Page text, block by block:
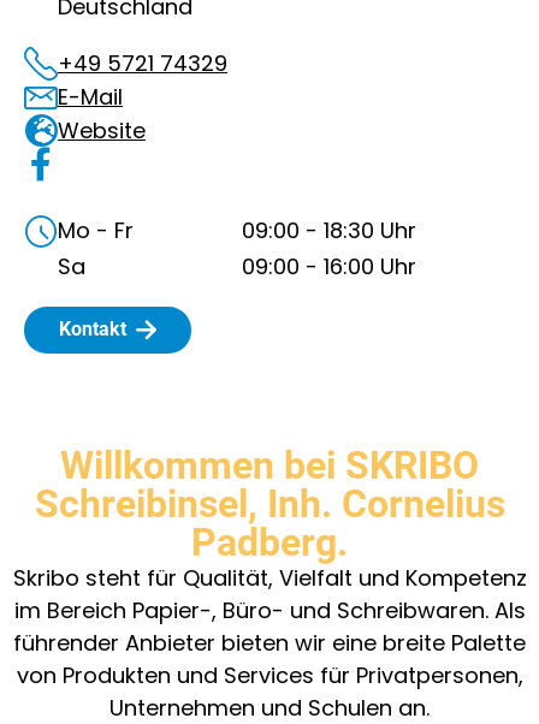
Deutschland
+49 5721 74329
E-Mail
Website
Mo - Fr 09:00 -18:30 Uhr
Sa
09:00 -16:00 Uhr
Kontakt
Willkommen bei SKRIBO
Schreibinsel, Inh. Cornelius
Padberg.
Skribo steht für Qualität, Vielfalt und Kompetenz
im Bereich Papier-, Büro- und Schreibwaren. Als
führender Anbieter bieten wir eine breite Palette
von Produkten und Services für Privatpersonen,
Unternehmen und Schulen an.